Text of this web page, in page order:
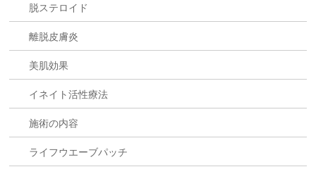
脱ステロイド
離脱皮膚炎
美肌効果
イネイト活性療法
施術の内容
ライフウエーブパッチ